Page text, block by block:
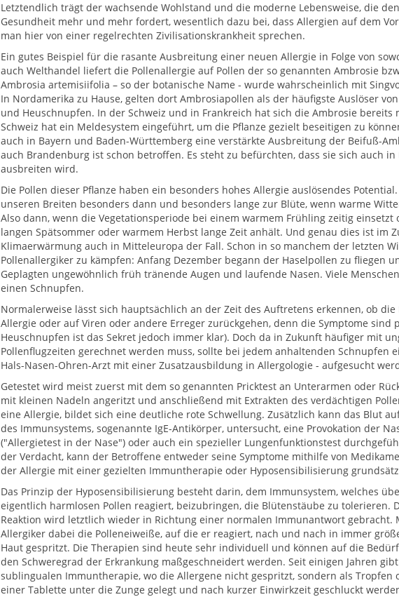
Letztendlich trägt der wachsende Wohlstand und die moderne Lebensweise, die
Gesundheit mehr und mehr fordert, wesentlich dazu bei, dass Allergien auf dem
man hier von einer regelrechten Zivilisationskrankheit sprechen.
Ein gutes Beispiel für die rasante Ausbreitung einer neuen Allergie in Folge von
auch Welthandel liefert die Pollenallergie auf Pollen der so genannten Ambrosie
Ambrosia artemisiifolia – so der botanische Name - wurde wahrscheinlich mit
In Nordamerika zu Hause, gelten dort Ambrosiapollen als der häufigste Auslöser
und Heuschnupfen. In der Schweiz und in Frankreich hat sich die Ambrosie bereits
Schweiz hat ein Meldesystem eingeführt, um die Pflanze gezielt beseitigen zu
auch in Bayern und Baden-Württemberg eine verstärkte Ausbreitung der Beifuß-
auch Brandenburg ist schon betroffen. Es steht zu befürchten, dass sie sich auch
ausbreiten wird.
Die Pollen dieser Pflanze haben ein besonders hohes Allergie auslösendes
unseren Breiten besonders dann und besonders lange zur Blüte, wenn warme
Also dann, wenn die Vegetationsperiode bei einem warmem Frühling zeitig
langen Spätsommer oder warmem Herbst lange Zeit anhält. Und genau dies ist im
Klimaerwärmung auch in Mitteleuropa der Fall. Schon in so manchem der letzten
Pollenallergiker zu kämpfen: Anfang Dezember begann der Haselpollen zu fliegen
Geplagten ungewöhnlich früh tränende Augen und laufende Nasen. Viele
einen Schnupfen.
Normalerweise lässt sich hauptsächlich an der Zeit des Auftretens erkennen, ob
Allergie oder auf Viren oder andere Erreger zurückgehen, denn die Symptome sind
Heuschnupfen ist das Sekret jedoch immer klar). Doch da in Zukunft häufiger mit
Pollenflugzeiten gerechnet werden muss, sollte bei jedem anhaltenden Schnupfen
Hals-Nasen-Ohren-Arzt mit einer Zusatzausbildung in Allergologie - aufgesucht
Getestet wird meist zuerst mit dem so genannten Pricktest an Unterarmen oder
mit kleinen Nadeln angeritzt und anschließend mit Extrakten des verdächtigen
eine Allergie, bildet sich eine deutliche rote Schwellung. Zusätzlich kann das Blut
des Immunsystems, sogenannte IgE-Antikörper, untersucht, eine Provokation der
("Allergietest in der Nase") oder auch ein spezieller Lungenfunktionstest
der Verdacht, kann der Betroffene entweder seine Symptome mithilfe von
der Allergie mit einer gezielten Immuntherapie oder Hyposensibilisierung
Das Prinzip der Hyposensibilisierung besteht darin, dem Immunsystem, welches
eigentlich harmlosen Pollen reagiert, beizubringen, die Blütenstäube zu tolerieren.
Reaktion wird letztlich wieder in Richtung einer normalen Immunantwort gebracht.
Allergiker dabei die Polleneiweiße, auf die er reagiert, nach und nach in immer
Haut gespritzt. Die Therapien sind heute sehr individuell und können auf die
den Schweregrad der Erkrankung maßgeschneidert werden. Seit einigen Jahren
sublingualen Immuntherapie, wo die Allergene nicht gespritzt, sondern als Tropfen
einer Tablette unter die Zunge gelegt und nach kurzer Einwirkzeit geschluckt